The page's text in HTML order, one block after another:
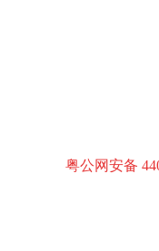
粤公网安备